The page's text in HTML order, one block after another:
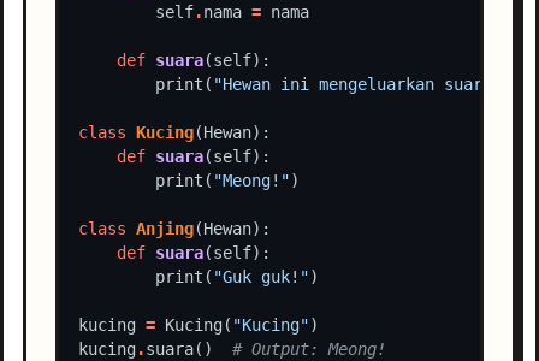
        self
.nama =
def suara
        print(
"Hewan ini mengeluarkan suara."
class Kucing
def suara
        print(
"Meong!"
class Anjing
def suara
        print(
"Guk guk!"
kucing = Kucing( "Kucing"
kucing.suara() # Output: Meong!